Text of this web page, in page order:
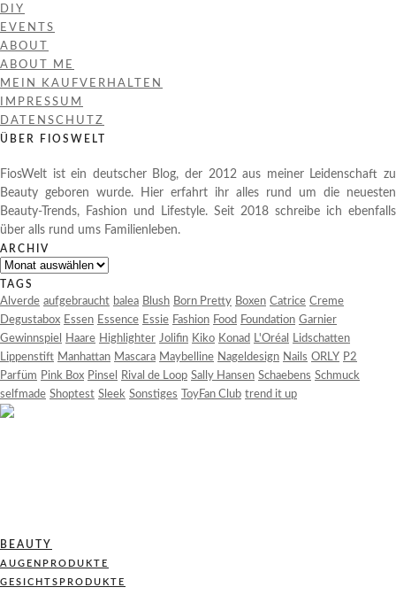
DIY
EVENTS
ABOUT
ABOUT ME
MEIN KAUFVERHALTEN
IMPRESSUM
DATENSCHUTZ
ÜBER FIOSWELT
FiosWelt ist ein deutscher Blog, der 2012 aus meiner Leidenschaft zu
Beauty geboren wurde. Hier erfahrt ihr alles rund um die neuesten
Beauty-Trends, Fashion und Lifestyle. Seit 2018 schreibe ich ebenfalls
über alls rund ums Familienleben.
ARCHIV
Archiv
TAGS
Alverde aufgebraucht balea Blush Born Pretty Boxen Catrice Creme
Degustabox Essen Essence Essie Fashion Food Foundation Garnier
Gewinnspiel
Haare Highlighter Jolifin Kiko Konad L'Oréal
Lidschatten
Lippenstift Manhattan Mascara Maybelline Nageldesign Nails ORLY P2
Parfüm Pink Box Pinsel Rival de Loop Sally Hansen Schaebens Schmuck
selfmade Shoptest Sleek Sonstiges ToyFan Club trend it up
BEAUTY
AUGENPRODUKTE
GESICHTSPRODUKTE